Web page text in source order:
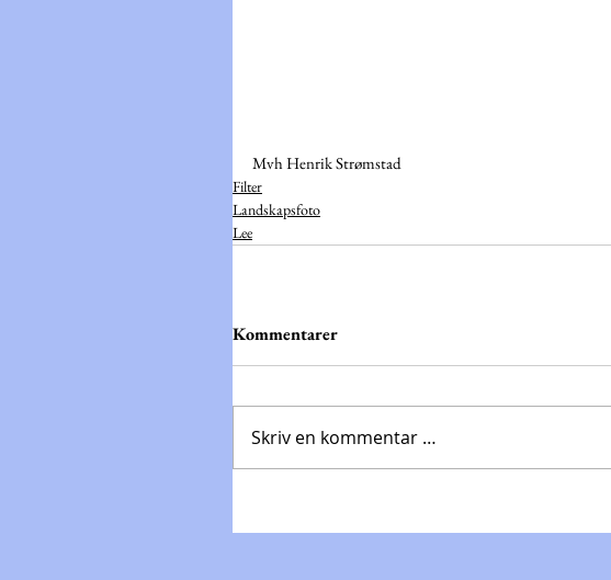
Mvh Henrik Strømstad
Filter
Landskapsfoto
Lee
Kommentarer
Skriv en kommentar …